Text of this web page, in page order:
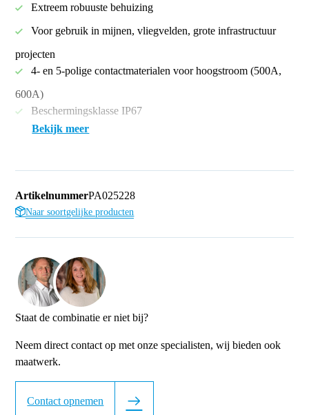
Extreem robuuste behuizing
Voor gebruik in mijnen, vliegvelden, grote infrastructuur
projecten
4- en 5-polige contactmaterialen voor hoogstroom (500A,
600A)
Beschermingsklasse IP67
Bekijk meer
ArtikelnummerPA025228
Naar soortgelijke producten
Staat de combinatie er niet bij?
Neem direct contact op met onze specialisten, wij bieden ook
maatwerk.
Contact opnemen